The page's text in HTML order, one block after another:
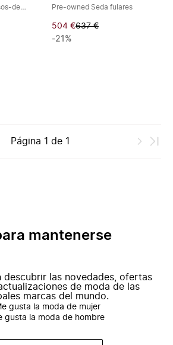
Pre-owned Cuero bolsos-de-mano Pre-owned Seda fulares
504 €637 €
-21%
Página 1 de 1
mantenerse
descubrir las novedades, ofertas
de moda de las
marcas del mundo.
gusta la moda de mujer
gusta la moda de hombre